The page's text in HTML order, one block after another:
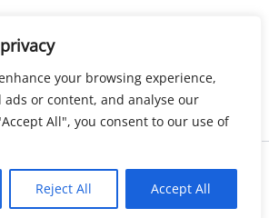
your browsing experience,
ads or content, and analyse our
All", you consent to our use of
Reject All Accept All
KnowMyGovt. All rights reserved.